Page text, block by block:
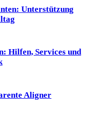
Unterstützung
Hilfen, Services und
Aligner